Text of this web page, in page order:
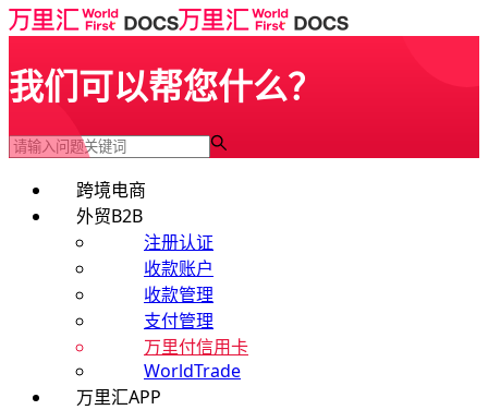
我们可以帮您什么？
跨境电商
外贸B2B
注册认证
收款账户
收款管理
支付管理
万里付信用卡
WorldTrade
万里汇APP